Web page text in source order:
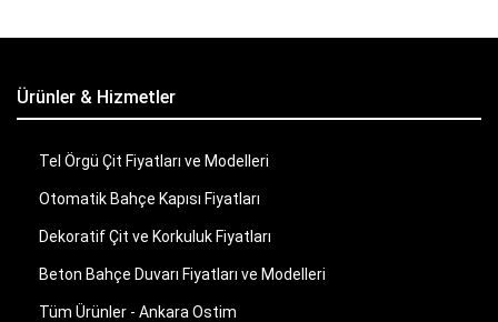
Ürünler & Hizmetler
Tel Örgü Çit Fiyatları ve Modelleri
Otomatik Bahçe Kapısı Fiyatları
Dekoratif Çit ve Korkuluk Fiyatları
Beton Bahçe Duvarı Fiyatları ve Modelleri
Tüm Ürünler - Ankara Ostim